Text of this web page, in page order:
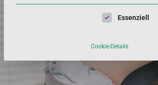
Es folgt eine Liste der Service-Gruppen,
Essenziell
Cookie-Details